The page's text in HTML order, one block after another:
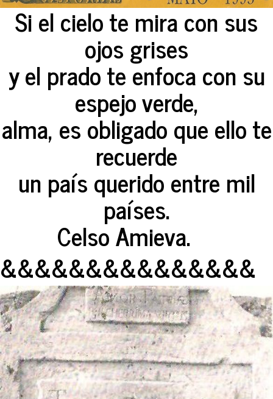
Si el cielo te mira con sus
ojos grises
y el prado te enfoca con su
espejo verde,
alma, es obligado que ello te
recuerde
un país querido entre mil
países.
Celso Amieva.
&&&&&&&&&&&&&&&